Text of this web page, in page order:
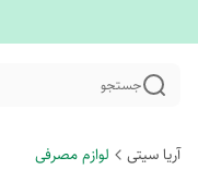
جستجو
آریا سیتی لوازم مصرفی